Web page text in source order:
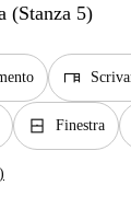
(Stanza 5)
desk
window_closed Finestra